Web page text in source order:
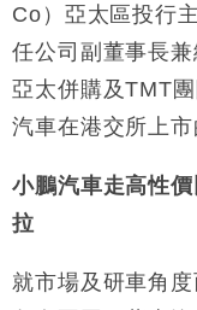
Co）亞太區投行
任公司副董事長
亞太併購及TMT
汽車在港交所上市
小鵬汽車走高性
拉
就市場及研車角